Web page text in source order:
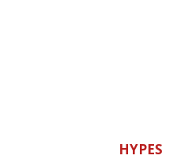
HYPES